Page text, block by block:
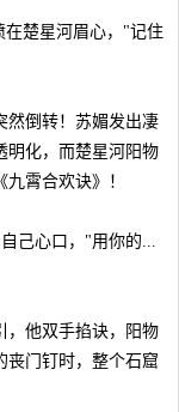
楚星河眉心，"记住
倒转！苏媚发出凄
明化，而楚星河阳物
霄合欢诀》！
己心口，"用你的...
他双手掐诀，阳物
丧门钉时，整个石窟